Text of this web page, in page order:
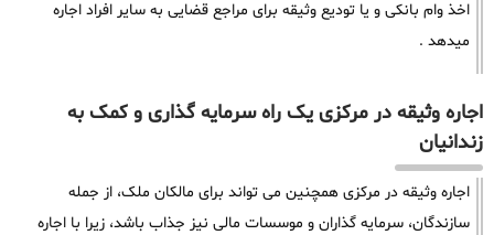
اخذ وام بانکی و یا تودیع وثیقه برای مراجع قضایی به سایر افراد اجاره
میدهد .
اجاره وثیقه در مرکزی یک راه سرمایه گذاری و کمک به
زندانیان
اجاره وثیقه در مرکزی همچنین می تواند برای مالکان ملک، از جمله
سازندگان، سرمایه گذاران و موسسات مالی نیز جذاب باشد، زیرا با اجاره